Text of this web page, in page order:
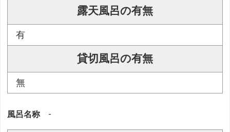
露天風呂の有無
有
貸切風呂の有無
無
風呂名称 -